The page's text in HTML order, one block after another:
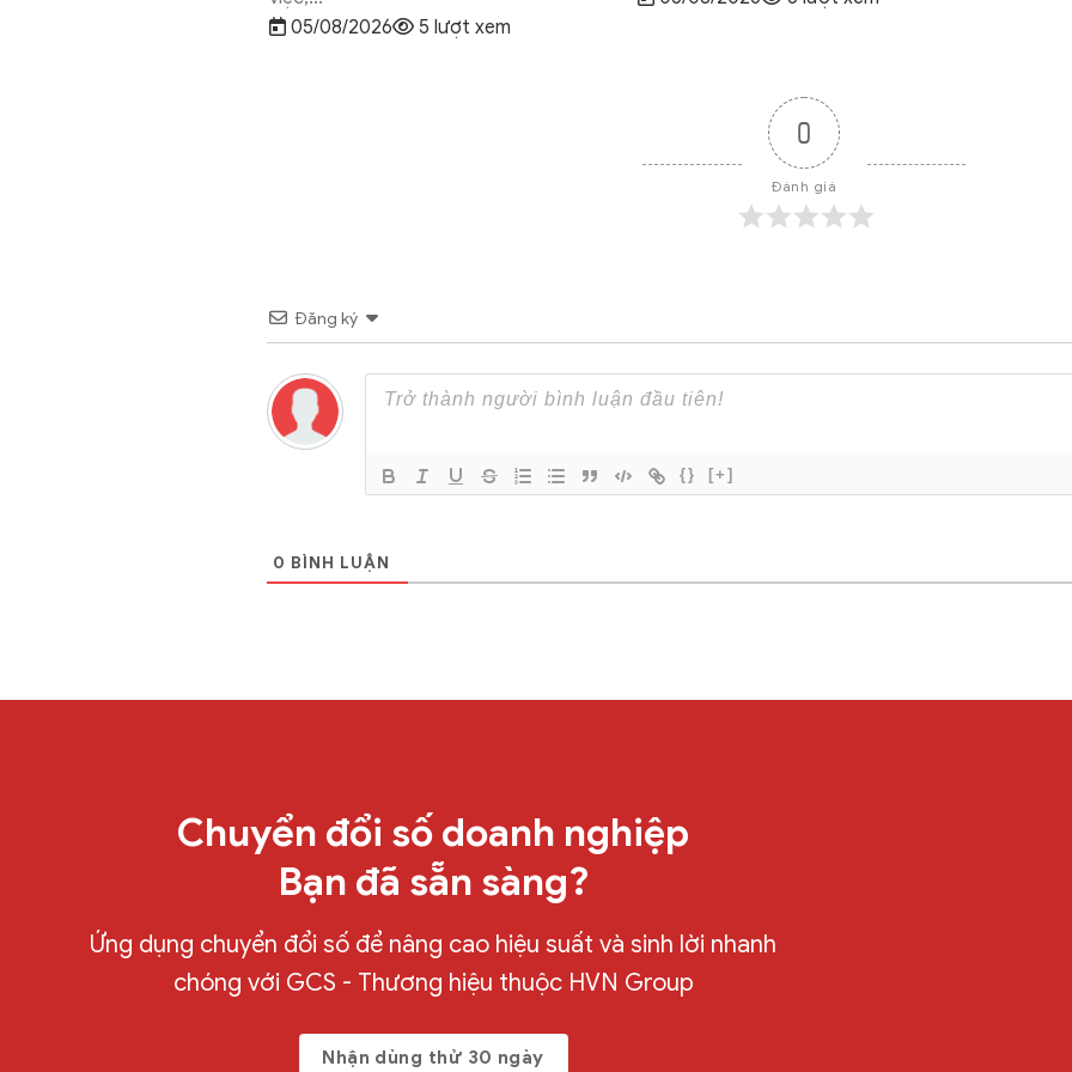
05/08/2026
5 lượt xem
0
Đánh giá
Đăng ký
{} [+]
0 BÌNH LUẬN
Chuyển đổi số doanh nghiệp
Bạn đã sẵn sàng?
Ứng dụng chuyển đổi số để nâng cao hiệu suất và sinh lời nhanh
chóng với GCS - Thương hiệu thuộc HVN Group
Nhận dùng thử 30 ngày